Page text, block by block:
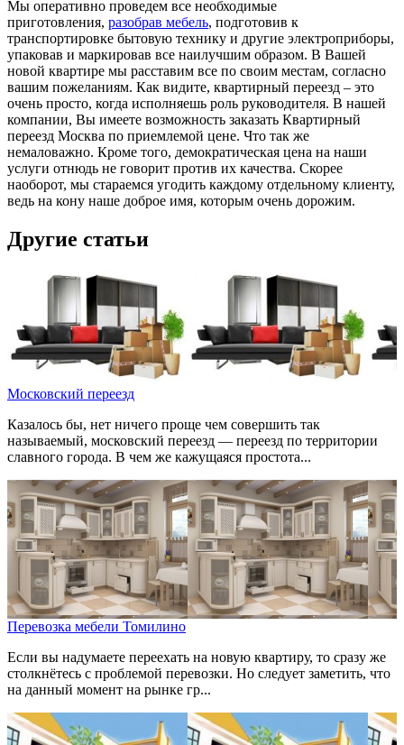
Мы оперативно проведем все необходимые
приготовления, разобрав мебель, подготовив к
транспортировке бытовую технику и другие электроприборы,
упаковав и маркировав все наилучшим образом. В Вашей
новой квартире мы расставим все по своим местам, согласно
вашим пожеланиям. Как видите, квартирный переезд – это
очень просто, когда исполняешь роль руководителя. В нашей
компании, Вы имеете возможность заказать Квартирный
переезд Москва по приемлемой цене. Что так же
немаловажно. Кроме того, демократическая цена на наши
услуги отнюдь не говорит против их качества. Скорее
наоборот, мы стараемся угодить каждому отдельному клиенту,
ведь на кону наше доброе имя, которым очень дорожим.
Другие статьи
Московский переезд
Казалось бы, нет ничего проще чем совершить так
называемый, московский переезд — переезд по территории
славного города. В чем же кажущаяся простота...
Перевозка мебели Томилино
Если вы надумаете переехать на новую квартиру, то сразу же
столкнётесь с проблемой перевозки. Но следует заметить, что
на данный момент на рынке гр...